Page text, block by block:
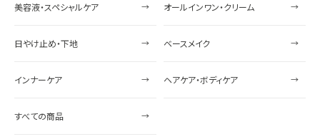
美容液・スペシャルケア オールインワン・クリーム
日やけ止め・下地 ベースメイク
インナーケア ヘアケア・ボディケア
すべての商品